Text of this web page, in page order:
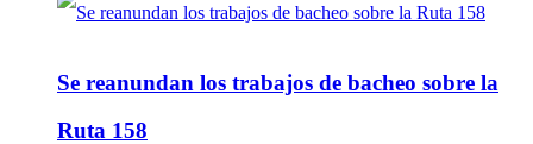
Se reanundan los trabajos de bacheo sobre la
Ruta 158